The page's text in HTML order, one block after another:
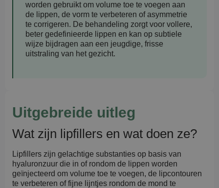
worden gebruikt om volume toe te voegen aan
de lippen, de vorm te verbeteren of asymmetrie
te corrigeren. De behandeling zorgt voor vollere,
beter gedefinieerde lippen en kan op subtiele
wijze bijdragen aan een jeugdige, frisse
uitstraling van het gezicht.
Uitgebreide uitleg
Wat zijn lipfillers en wat doen ze?
Lipfillers zijn gelachtige substanties op basis van
hyaluronzuur die in of rondom de lippen worden
geïnjecteerd om volume toe te voegen, de lipcontouren
te verbeteren of fijne lijntjes rondom de mond te